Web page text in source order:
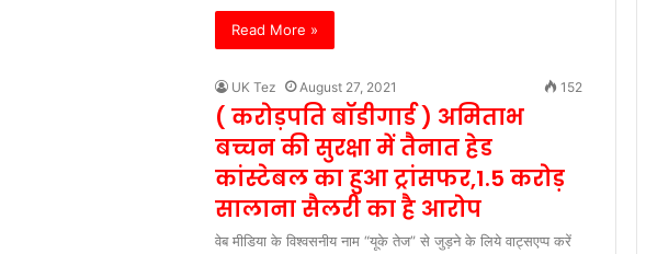
Read More »
UK Tez August 27, 2021 152
( करोड़पति बॉडीगार्ड ) अमिताभ
बच्चन की सुरक्षा में तैनात हेड
कांस्टेबल का हुआ ट्रांसफर,1.5 करोड़
सालाना सैलरी का है आरोप
वेब मीडिया के विश्वसनीय नाम “यूके तेज” से जुड़ने के लिये वाट्सएप्प करें